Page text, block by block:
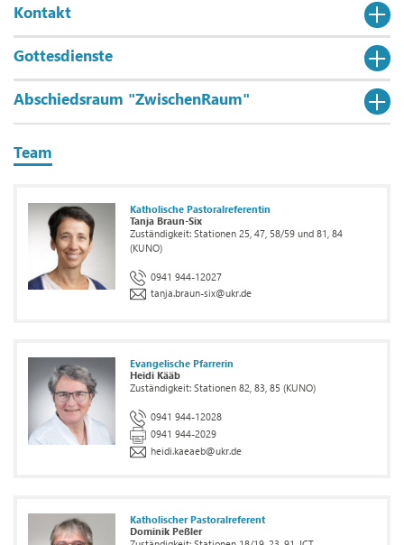
Kontakt
Gottesdienste
Abschiedsraum "ZwischenRaum"
Team
Katholische Pastoralreferentin
Tanja Braun-Six
Zuständigkeit: Stationen 25, 47, 58/59 und 81, 84
(KUNO)
0941 944-12027
tanja.braun-six@ukr.de
Evangelische Pfarrerin
Heidi Kääb
Zuständigkeit: Stationen 82, 83, 85 (KUNO)
0941 944-12028
0941 944-2029
heidi.kaeaeb@ukr.de
Katholischer Pastoralreferent
Dominik Peßler